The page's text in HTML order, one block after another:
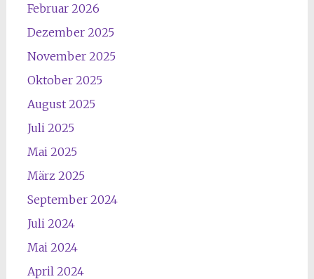
Februar 2026
Dezember 2025
November 2025
Oktober 2025
August 2025
Juli 2025
Mai 2025
März 2025
September 2024
Juli 2024
Mai 2024
April 2024